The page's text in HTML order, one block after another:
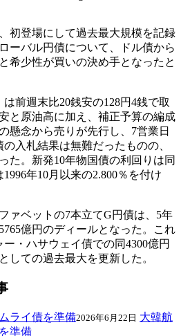
初登場にして過去最大規模を記録
ーバル円債について、ドル債から
希少性が買いの決め手となったと
前週末比20銭安の128円4銭で取
と原油高に加え、補正予算の編成
懸念から売りが先行し、7営業日
入札結果は無難だったものの、
た。新発10年物国債の利回りは同
年10月以来の2.800％を付け
ァベットの7本立てG円債は、5年
億円のディールとなった。これ
・ハサウェイ債での同4300億円
しての過去最大を更新した。
2026年6月22日 大韓航
準備